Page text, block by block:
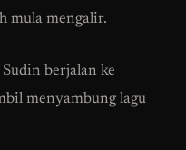
mula mengalir.
berjalan ke
menyambung lagu